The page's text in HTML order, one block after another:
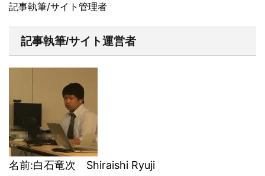
記事執筆/サイト管理者
記事執筆/サイト運営者
名前:白石竜次 Shiraishi Ryuji